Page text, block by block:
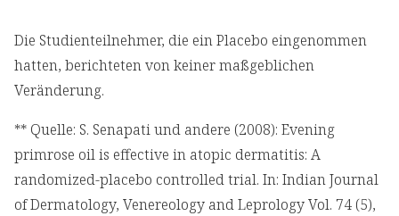
Die Studienteilnehmer, die ein Placebo eingenommen
hatten, berichteten von keiner maßgeblichen
Veränderung.
** Quelle: S. Senapati und andere (2008): Evening
primrose oil is effective in atopic dermatitis: A
randomized-placebo controlled trial. In: Indian Journal
of Dermatology, Venereology and Leprology Vol. 74 (5),